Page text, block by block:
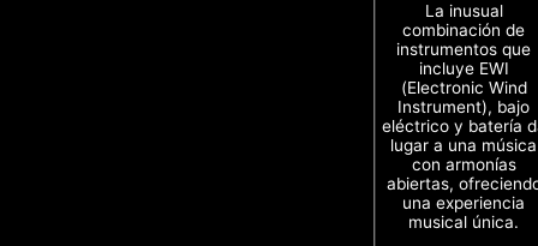
La inusual
combinación de
instrumentos que
incluye EWI
(Electronic Wind
Instrument), bajo
eléctrico y batería
lugar a una música
con armonías
abiertas,
una experiencia
musical única.